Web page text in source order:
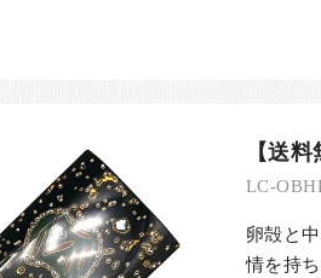
【送
LC-
卵殻と
情を持